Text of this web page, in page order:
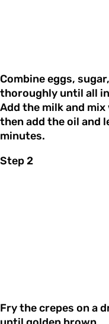
Combine eggs,
thoroughly until all
Add the milk and
then add the oil and
minutes.
Step 2
Fry the crepes on a